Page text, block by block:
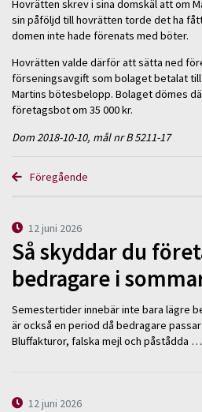
Hovrätten skrev i sina domskäl att om
sin påföljd till hovrätten torde det ha
domen inte hade förenats med böter.
Hovrätten valde därför att sätta ned
förseningsavgift som bolaget betalat
Martins bötesbelopp. Bolaget dömes
företagsbot om 35 000 kr.
Dom 2018-10-10, mål nr B 5211-17
Föregående
12 juni 2026
Så skyddar du
bedragare i
Semestertider innebär inte bara lägre
är också en period då bedragare
Bluffakturor, falska mejl och påstådda …
12 juni 2026